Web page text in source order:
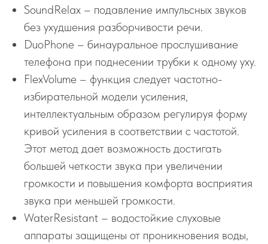
SoundRelax – подавление импульсных звуков
без ухудшения разборчивости речи.
DuoPhone – бинауральное прослушивание
телефона при поднесении трубки к одному уху.
FlexVolume – функция следует частотно-
избирательной модели усиления,
интеллектуальным образом регулируя форму
кривой усиления в соответствии с частотой.
Этот метод дает возможность достигать
большей четкости звука при увеличении
громкости и повышения комфорта восприятия
звука при меньшей громкости.
WaterResistant – водостойкие слуховые
аппараты защищены от проникновения воды,